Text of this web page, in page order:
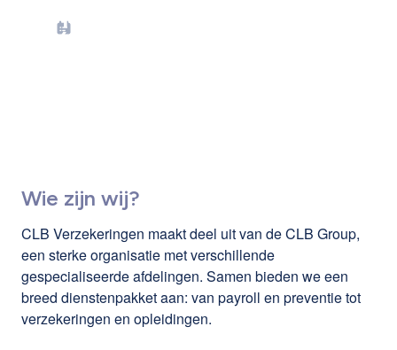
Talent Verzekeringen
(wervingsreserve)
Wie zijn wij?
CLB Verzekeringen maakt deel uit van de CLB Group,
een sterke organisatie met verschillende
gespecialiseerde afdelingen. Samen bieden we een
breed dienstenpakket aan: van payroll en preventie tot
verzekeringen en opleidingen.